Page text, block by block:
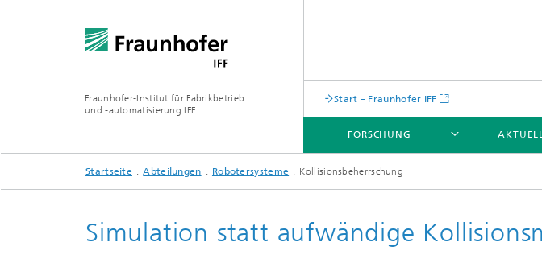
Fraunhofer-Institut für Fabrikbetrieb
und -automatisierung IFF
Start – Fraunhofer IFF
FORSCHUNG
FORSCHUNG
AKTUELLES
ABTEILUNGEN
ÜBER UNS
Startseite Abteilungen Robotersysteme Kollisionsbeherrschung
Simulation statt aufwändige